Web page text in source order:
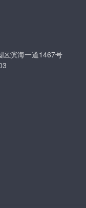
区滨海一道1467号